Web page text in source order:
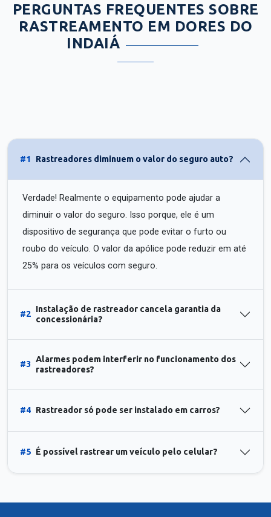
PERGUNTAS FREQUENTES SOBRE
RASTREAMENTO EM DORES DO
INDAIÁ
#1 Rastreadores diminuem o valor do seguro auto?
Verdade! Realmente o equipamento pode ajudar a
diminuir o valor do seguro. Isso porque, ele é um
dispositivo de segurança que pode evitar o furto ou
roubo do veículo. O valor da apólice pode reduzir em até
25% para os veículos com seguro.
#2
Instalação de rastreador cancela garantia da
concessionária?
#3
Alarmes podem interferir no funcionamento dos
rastreadores?
#4 Rastreador só pode ser instalado em carros?
#5 É possível rastrear um veículo pelo celular?